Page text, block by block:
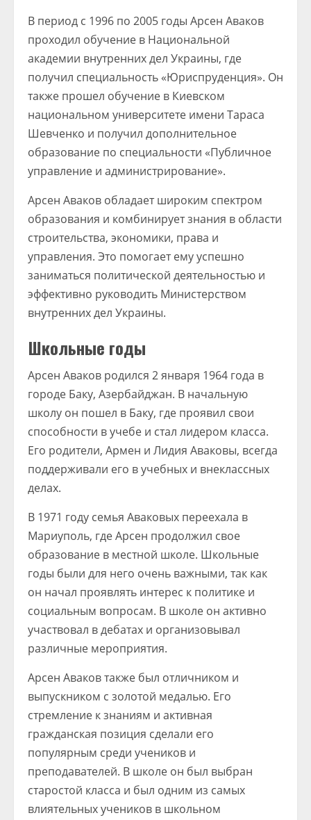
В период с 1996 по 2005 годы Арсен Аваков
проходил обучение в Национальной
академии внутренних дел Украины, где
получил специальность «Юриспруденция». Он
также прошел обучение в Киевском
национальном университете имени Тараса
Шевченко и получил дополнительное
образование по специальности «Публичное
управление и администрирование».
Арсен Аваков обладает широким спектром
образования и комбинирует знания в области
строительства, экономики, права и
управления. Это помогает ему успешно
заниматься политической деятельностью и
эффективно руководить Министерством
внутренних дел Украины.
Школьные годы
Арсен Аваков родился 2 января 1964 года в
городе Баку, Азербайджан. В начальную
школу он пошел в Баку, где проявил свои
способности в учебе и стал лидером класса.
Его родители, Армен и Лидия Аваковы, всегда
поддерживали его в учебных и внеклассных
делах.
В 1971 году семья Аваковых переехала в
Мариуполь, где Арсен продолжил свое
образование в местной школе. Школьные
годы были для него очень важными, так как
он начал проявлять интерес к политике и
социальным вопросам. В школе он активно
участвовал в дебатах и организовывал
различные мероприятия.
Арсен Аваков также был отличником и
выпускником с золотой медалью. Его
стремление к знаниям и активная
гражданская позиция сделали его
популярным среди учеников и
преподавателей. В школе он был выбран
старостой класса и был одним из самых
влиятельных учеников в школьном